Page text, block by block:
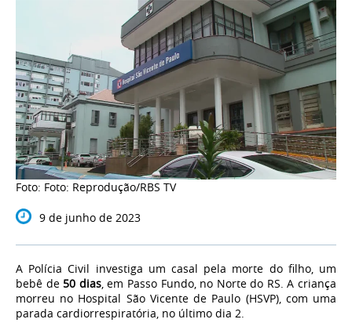
Foto: Foto: Reprodução/RBS TV
9 de junho de 2023
A Polícia Civil investiga um casal pela morte do filho, um
bebê de50 dias, em Passo Fundo, no Norte do RS. A criança
morreu no Hospital São Vicente de Paulo (HSVP), com uma
parada cardiorrespiratória, no último dia 2.